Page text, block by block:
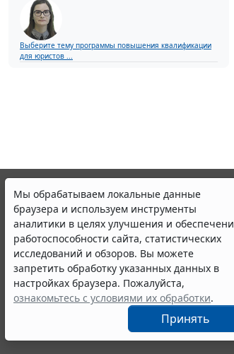
Выберите тему программы повышения квалификации
для юристов ...
Мы обрабатываем локальные данные
браузера и используем инструменты
аналитики в целях улучшения и
работоспособности сайта, статистических
исследований и обзоров. Вы можете
запретить обработку указанных данных в
настройках браузера. Пожалуйста,
ознакомьтесь с условиями их обработки.
Принять
© ООО "НПП "ГАРАНТ-СЕРВИС", 2026. Система
участниками Российской ассоциации
Все права на материалы сайта ГАРАНТ.РУ
Полное или частичное воспроизведение
Правила использования портала.
Портал ГАРАНТ.РУ зарегистрирован в
надзору в сфере связи,информационных
(Роскомнадзором), Эл № ФС77-58365 от 18
ООО "НПП "ГАРАНТ-СЕРВИС", 119234, г.
Разработчик ЭПС Система ГАРАНТ – ООО